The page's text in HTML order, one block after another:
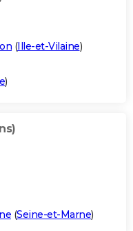
(Ille-et-Vilaine)
)
(Seine-et-Marne)